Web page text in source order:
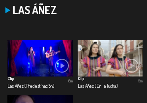
LAS ÁÑEZ
Clip
Las Áñez (Predestinación)
6m
Clip
Las Áñez (En la lucha)
5m